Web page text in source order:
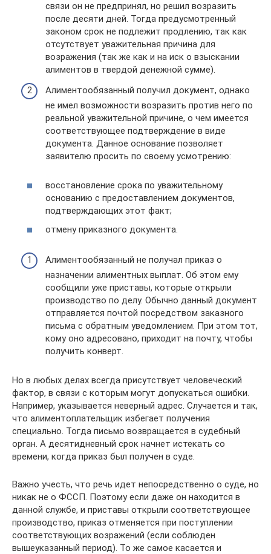
связи он не предпринял, но решил возразить
после десяти дней. Тогда предусмотренный
законом срок не подлежит продлению, так как
отсутствует уважительная причина для
возражения (так же как и на иск о взыскании
алиментов в твердой денежной сумме).
Алиментообязанный получил документ, однако
не имел возможности возразить против него по
реальной уважительной причине, о чем имеется
соответствующее подтверждение в виде
документа. Данное основание позволяет
заявителю просить по своему усмотрению:
восстановление срока по уважительному
основанию с предоставлением документов,
подтверждающих этот факт;
отмену приказного документа.
Алиментообязанный не получал приказ о
назначении алиментных выплат. Об этом ему
сообщили уже приставы, которые открыли
производство по делу. Обычно данный документ
отправляется почтой посредством заказного
письма с обратным уведомлением. При этом тот,
кому оно адресовано, приходит на почту, чтобы
получить конверт.
Но в любых делах всегда присутствует человеческий
фактор, в связи с которым могут допускаться ошибки.
Например, указывается неверный адрес. Случается и так,
что алиментоплательщик избегает получения
специально. Тогда письмо возвращается в судебный
орган. А десятидневный срок начнет истекать со
времени, когда приказ был получен в суде.
Важно учесть, что речь идет непосредственно о суде, но
никак не о ФССП. Поэтому если даже он находится в
данной службе, и приставы открыли соответствующее
производство, приказ отменяется при поступлении
соответствующих возражений (если соблюден
вышеуказанный период). То же самое касается и